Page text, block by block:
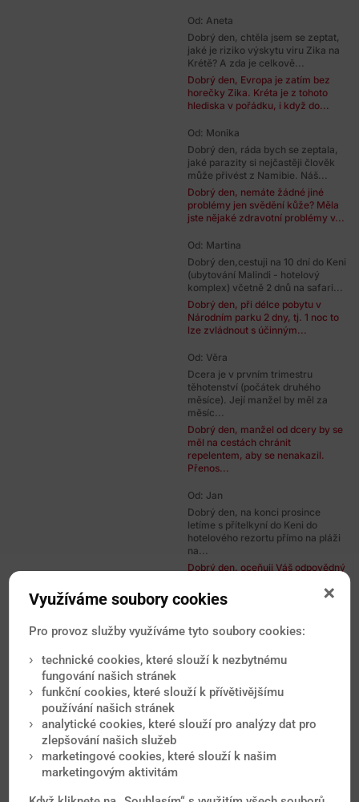
Od: Aneta
Dobrý den, chtěla jsem se zeptat,
jaké je riziko výskytu viru Zika na
Krétě? A zda je celkově...
Dobrý den, Evropa je zatím bez
horečky Zika. Kréta je z tohoto
hlediska v pořádku, i když do...
Od: Monika
Dobrý den, ráda bych se zeptala,
jaké parazity si nejčastěji člověk
může přivést z Namibie. Náš...
Dobrý den, nemáte žádné jiné
problémy jen svědění kůže? Měla
jste nějaké zdravotní problémy v...
Od: Martina
Dobrý den,cestuji na 10 dní do Keni
(ubytování Malindi - hotelový
komplex) včetně 2 dnů na safari...
Dobrý den, při délce pobytu v
Národním parku 2 dny, tj. 1 noc to
lze zvládnout s účinným...
Od: Věra
Dcera je v prvním trimestru
těhotenství (počátek druhého
měsíce). Její manžel by měl za
měsíc...
Dobrý den, manžel od dcery by se
měl na cestách chránit
repelentem, aby se nenakazil.
Přenos...
Od: Jan
Dobrý den, na konci prosince
letíme s přítelkyní do Keni do
hotelového rezortu přímo na pláži
na...
Dobrý den, oceňuji Váš odpovědný
bych považoval riziko její...
Mám dotaz zda se obávat nějaké
Dobrý den, na Kypru se vyskytují
A a meningokoková meningitida...
Od: Katka
exoticku dovolenku, ale zaroven
sa snazim otehotniet... Ktoru...
Využíváme soubory cookies
Pro provoz služby využíváme tyto soubory cookies:
technické cookies, které slouží k nezbytnému
fungování našich stránek
funkční cookies, které slouží k přívětivějšímu
používání našich stránek
analytické cookies, které slouží pro analýzy dat pro
zlepšování našich služeb
marketingové cookies, které slouží k našim
marketingovým aktivitám